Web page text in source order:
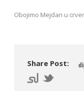
Obojimo Mejdan u
Share Post: